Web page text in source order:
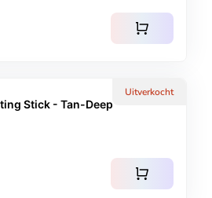
shopping_cart
Uitverkocht
Stick - Tan-Deep
shopping_cart